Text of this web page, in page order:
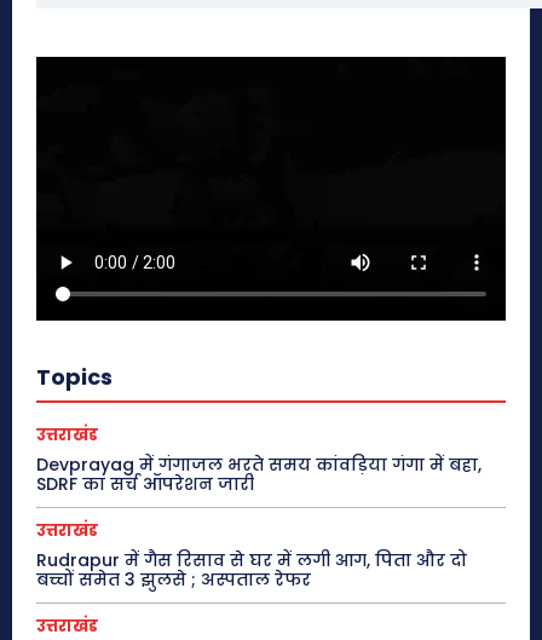
Topics
उत्तराखंड
Devprayag में गंगाजल भरते समय कांवड़िया गंगा में बहा,
SDRF का सर्च ऑपरेशन जारी
उत्तराखंड
Rudrapur में गैस रिसाव से घर में लगी आग, पिता और दो
बच्चों समेत 3 झुलसे ; अस्पताल रेफर
उत्तराखंड